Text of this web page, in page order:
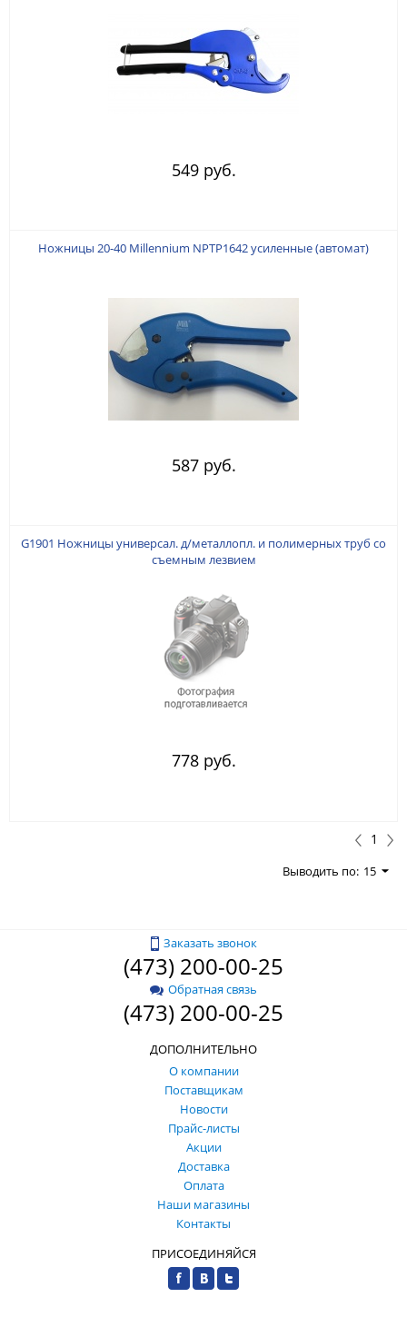
549 руб.
Ножницы 20-40 Millennium NPTP1642 усиленные (автомат)
587 руб.
G1901 Ножницы универсал. д/металлопл. и полимерных труб со
съемным лезвием
778 руб.
1
Выводить по: 15
Заказать звонок
(473) 200-00-25
Обратная связь
(473) 200-00-25
ДОПОЛНИТЕЛЬНО
О компании
Поставщикам
Новости
Прайс-листы
Акции
Доставка
Оплата
Наши магазины
Контакты
ПРИСОЕДИНЯЙСЯ